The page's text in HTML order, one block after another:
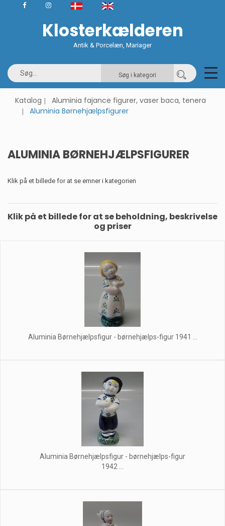
Klosterkælderen
Antik & Porcelæn, Mariager
Søg i kategori
Katalog
Aluminia fajance figurer, vaser baca, tenera
Aluminia Børnehjælpsfigurer
ALUMINIA BØRNEHJÆLPSFIGURER
Klik på et billede for at se emner i kategorien
Klik på et billede for at se beholdning, beskrivelse
og priser
Aluminia Børnehjælpsfigur - børnehjælps-figur 1941 ...
Aluminia Børnehjælpsfigur - børnehjælps-figur
1942 ...